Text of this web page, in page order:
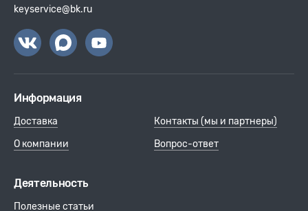
keyservice@bk.ru
Информация
Доставка
О компании
Контакты (мы и партнеры)
Вопрос-ответ
Деятельность
Полезные статьи